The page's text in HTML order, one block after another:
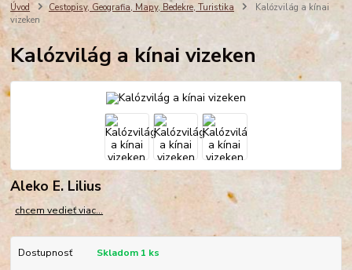
Úvod Cestopisy, Geografia, Mapy, Bedekre, Turistika
Kalózvilág a kínai
vizeken
Kalózvilág a kínai vizeken
Aleko E. Lilius
chcem vedieť viac...
Dostupnosť Skladom 1 ks